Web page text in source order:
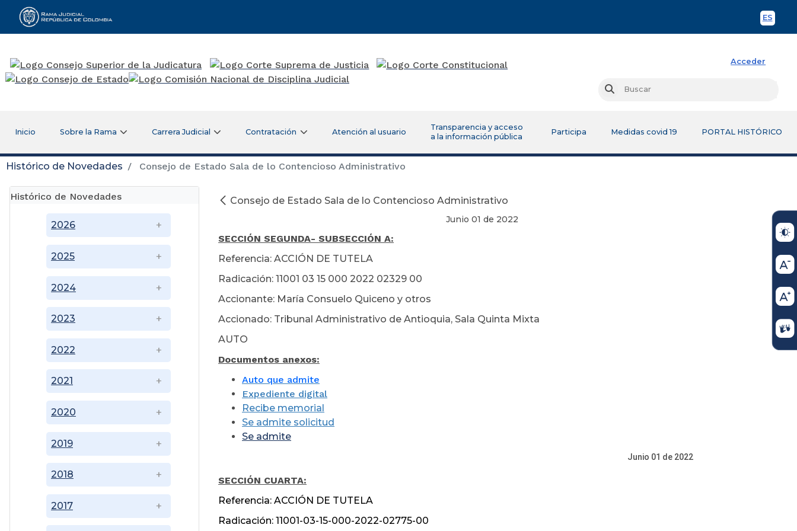
ES
Rama Judicial
Acceder
Buscar
Inicio Sobre la Rama Carrera Judicial Contratación Atención al usuario
Transparencia y acceso
a la información pública
Participa Medidas covid 19 PORTAL HISTÓRICO
Histórico de Novedades Consejo de Estado Sala de lo Contencioso Administrativo
Histórico de Novedades
2017
2018
2019
2020
2021
2022
2023
2024
2025
2026
Consejo de Estado Sala de lo Contencioso Administrativo
Junio 01 de 2022
SECCIÓN SEGUNDA- SUBSECCIÓN A:
Referencia: ACCIÓN DE TUTELA
Radicación: 11001 03 15 000 2022 02329 00
Accionante: María Consuelo Quiceno y otros
Accionado: Tribunal Administrativo de Antioquia, Sala Quinta Mixta
AUTO
Documentos anexos:
Auto que admite
Expediente digital
Recibe memorial
Se admite solicitud
Se admite
Junio 01 de 2022
SECCIÓN CUARTA:
Referencia: ACCIÓN DE TUTELA
Radicación: 11001-03-15-000-2022-02775-00